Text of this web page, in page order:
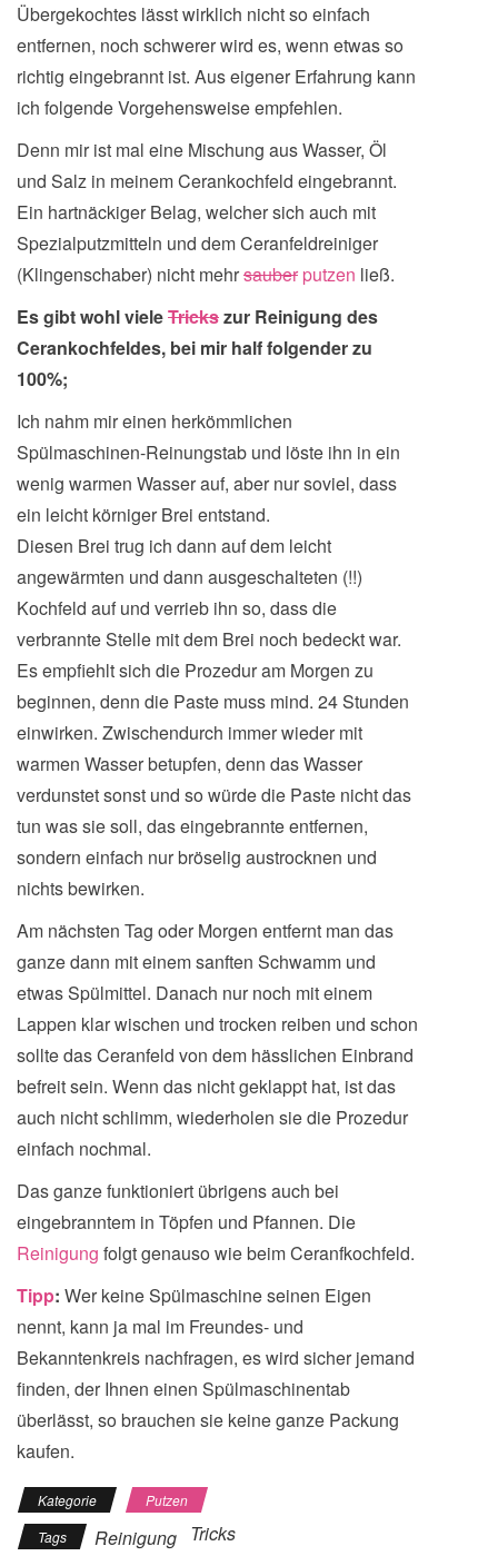
Übergekochtes lässt wirklich nicht so einfach
entfernen, noch schwerer wird es, wenn etwas so
richtig eingebrannt ist. Aus eigener Erfahrung kann
ich folgende Vorgehensweise empfehlen.
Denn mir ist mal eine Mischung aus Wasser, Öl
und Salz in meinem Cerankochfeld eingebrannt.
Ein hartnäckiger Belag, welcher sich auch mit
Spezialputzmitteln und dem Ceranfeldreiniger
(Klingenschaber) nicht mehrsauber putzen ließ.
Es gibt wohl vieleTrickszur Reinigung des
Cerankochfeldes, bei mir half folgender zu
100%;
Ich nahm mir einen herkömmlichen
Spülmaschinen-Reinungstab und löste ihn in ein
wenig warmen Wasser auf, aber nur soviel, dass
ein leicht körniger Brei entstand.
Diesen Brei trug ich dann auf dem leicht
angewärmten und dann ausgeschalteten (!!)
Kochfeld auf und verrieb ihn so, dass die
verbrannte Stelle mit dem Brei noch bedeckt war.
Es empfiehlt sich die Prozedur am Morgen zu
beginnen, denn die Paste muss mind. 24 Stunden
einwirken. Zwischendurch immer wieder mit
warmen Wasser betupfen, denn das Wasser
verdunstet sonst und so würde die Paste nicht das
tun was sie soll, das eingebrannte entfernen,
sondern einfach nur bröselig austrocknen und
nichts bewirken.
Am nächsten Tag oder Morgen entfernt man das
ganze dann mit einem sanften Schwamm und
etwas Spülmittel. Danach nur noch mit einem
Lappen klar wischen und trocken reiben und schon
sollte das Ceranfeld von dem hässlichen Einbrand
befreit sein. Wenn das nicht geklappt hat, ist das
auch nicht schlimm, wiederholen sie die Prozedur
einfach nochmal.
Das ganze funktioniert übrigens auch bei
eingebranntem in Töpfen und Pfannen. Die
Reinigung folgt genauso wie beim Ceranfkochfeld.
Tipp: Wer keine Spülmaschine seinen Eigen
nennt, kann ja mal im Freundes- und
Bekanntenkreis nachfragen, es wird sicher jemand
finden, der Ihnen einen Spülmaschinentab
überlässt, so brauchen sie keine ganze Packung
kaufen.
Kategorie
Putzen
Tags
Reinigung Tricks